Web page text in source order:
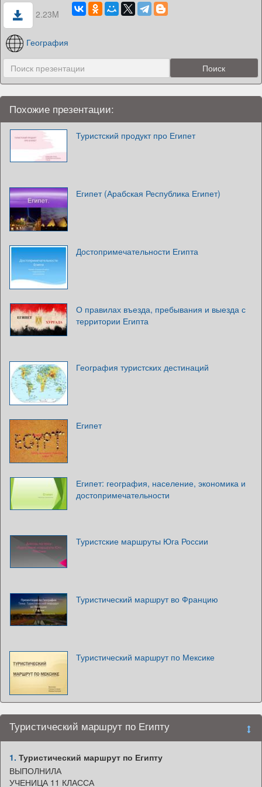
2.23M
География
Похожие презентации:
Туристский продукт про Египет
Египет (Арабская Республика Египет)
Достопримечательности Египта
О правилах въезда, пребывания и выезда с
территории Египта
География туристских дестинаций
Египет
Египет: география, население, экономика и
достопримечательности
Туристские маршруты Юга России
Туристический маршрут во Францию
Туристический маршрут по Мексике
Туристический маршрут по Египту
1. Туристический маршрут по Египту
ВЫПОЛНИЛА
УЧЕНИЦА 11 КЛАССА